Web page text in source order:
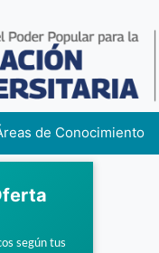
de Conocimiento
según tus